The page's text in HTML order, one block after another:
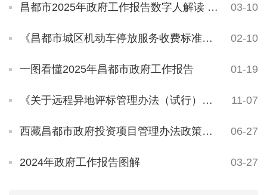
昌都市2025年政府工作报告数字人解读 第一期 03-10
《昌都市城区机动车停放服务收费标准（试行）》政策解读 02-10
一图看懂2025年昌都市政府工作报告 01-19
《关于远程异地评标管理办法（试行）》政策解读 11-07
西藏昌都市政府投资项目管理办法政策解读 06-27
2024年政府工作报告图解 03-27